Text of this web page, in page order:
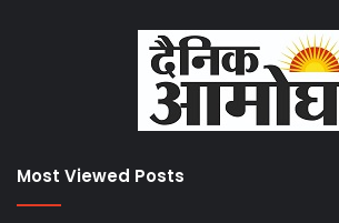
Most Viewed Posts